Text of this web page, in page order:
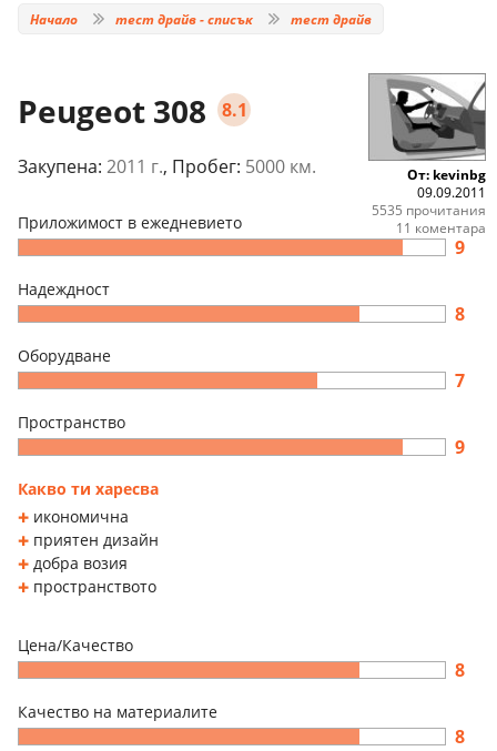
Начало тест драйв - списък тест драйв
Peugeot 308 8.1
Закупена: 2011 г., Пробег: 5000 км.
Приложимост в ежедневието
9
Надеждност
8
Оборудване
7
Пространство
9
Какво ти харесва
икономична
приятен дизайн
добра возия
пространството
Цена/Качество
8
Качество на материалите
8
От: kevinbg
09.09.2011
5535 прочитания
11 коментара